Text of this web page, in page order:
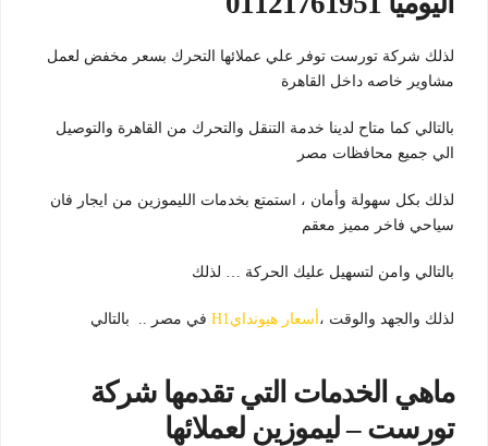
لذلك شركة تورست توفر علي عملائها التحرك بسعر مخفض لعمل
مشاوير خاصه داخل القاهرة
بالتالي كما متاح لدينا خدمة التنقل والتحرك من القاهرة والتوصيل
الي جميع محافظات مصر
لذلك بكل سهولة وأمان ، استمتع بخدمات الليموزين من ايجار فان
سياحي فاخر مميز معقم
بالتالي وامن لتسهيل عليك الحركة … لذلك
لذلك والجهد والوقت ، أسعار هيوندايH1 في مصر .. بالتالي
ماهي الخدمات التي تقدمها شركة
تورست – ليموزين لعملائها